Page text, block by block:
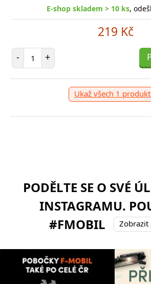
E-shop skladem > 10 ks,
219 Kč
- Počet položek
+
Ukaž všech 1
PODĚLTE SE O SVÉ
INSTAGRAMU.
#FMOBIL
Zobrazit